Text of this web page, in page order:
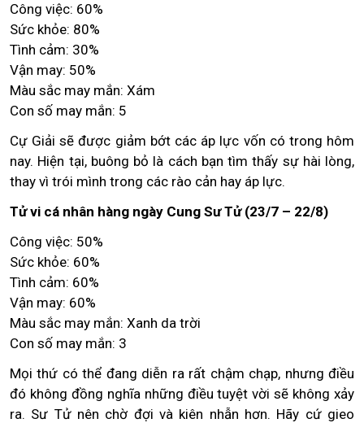
Công việc: 60%
Sức khỏe: 80%
Tình cảm: 30%
Vận may: 50%
Màu sắc may mắn: Xám
Con số may mắn: 5
Cự Giải sẽ được giảm bớt các áp lực vốn có trong hôm
nay. Hiện tại, buông bỏ là cách bạn tìm thấy sự hài lòng,
thay vì trói mình trong các rào cản hay áp lực.
Tử vi cá nhân hàng ngày Cung Sư Tử (23/7 – 22/8)
Công việc: 50%
Sức khỏe: 60%
Tình cảm: 60%
Vận may: 60%
Màu sắc may mắn: Xanh da trời
Con số may mắn: 3
Mọi thứ có thể đang diễn ra rất chậm chạp, nhưng điều
đó không đồng nghĩa những điều tuyệt vời sẽ không xảy
ra. Sư Tử nên chờ đợi và kiên nhẫn hơn. Hãy cứ gieo